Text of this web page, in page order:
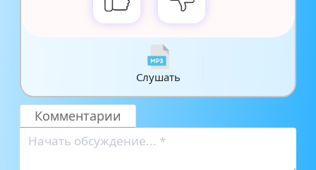
Слушать
Комментарии